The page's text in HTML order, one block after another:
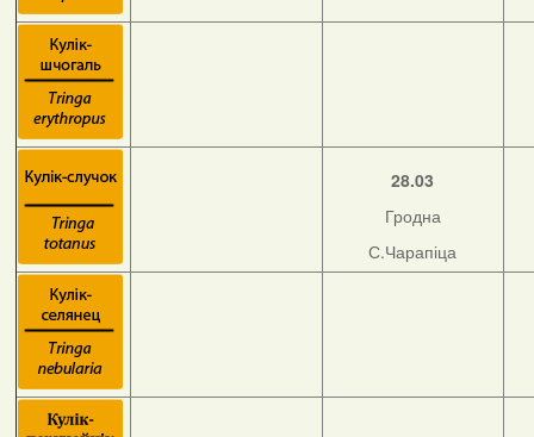
28.03
Гродна
С.Чарапіца